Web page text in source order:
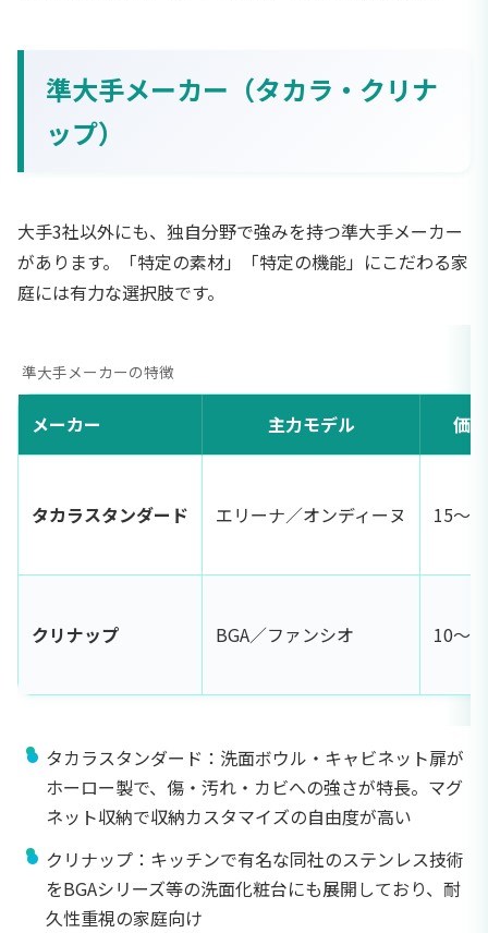
準大手メーカー（タカラ・クリナ
ップ）
大手3社以外にも、独自分野で強みを持つ準大手メーカー
があります。「特定の素材」「特定の機能」にこだわる家
庭には有力な選択肢です。
準大手メーカーの特徴
メーカー 主力モデル 価
タカラスタンダード エリーナ／オンディーヌ 15〜
クリナップ BGA／ファンシオ 10〜
タカラスタンダード：洗面ボウル・キャビネット扉が
ホーロー製で、傷・汚れ・カビへの強さが特長。マグ
ネット収納で収納カスタマイズの自由度が高い
クリナップ：キッチンで有名な同社のステンレス技術
をBGAシリーズ等の洗面化粧台にも展開しており、耐
久性重視の家庭向け